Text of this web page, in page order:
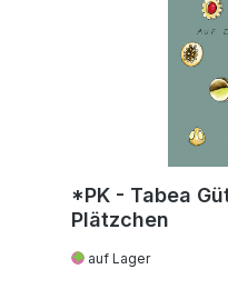
*PK - Tabea
Plätzchen
auf Lager